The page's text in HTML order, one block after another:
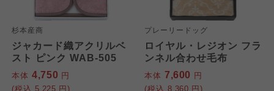
杉本産商
ジャカード織アクリルベ
スト ピンク WAB-505
本体 4,750 円
(税込 5,225 円)
プレーリードッグ
ロイヤル・レジオン フラ
ンネル合わせ毛布
本体 7,600 円
(税込 8,360 円)